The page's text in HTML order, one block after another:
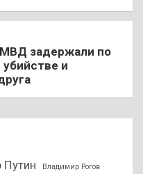
задержали по
и
Путин Владимир Рогов